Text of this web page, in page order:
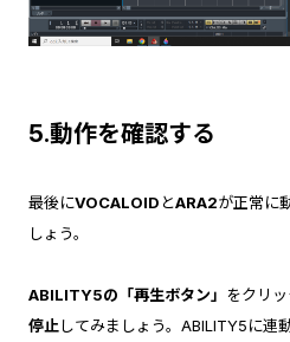
5.動作を確認する
最後にVOCALOID とARA2が正常に
しょう。
ABILITY5の「再生ボタン」 をクリ
停止してみましょう。ABILITY5に連